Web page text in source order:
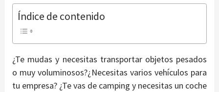
Índice de contenido
¿Te mudas y necesitas transportar objetos pesados
o muy voluminosos?¿Necesitas varios vehículos para
tu empresa? ¿Te vas de camping y necesitas un coche